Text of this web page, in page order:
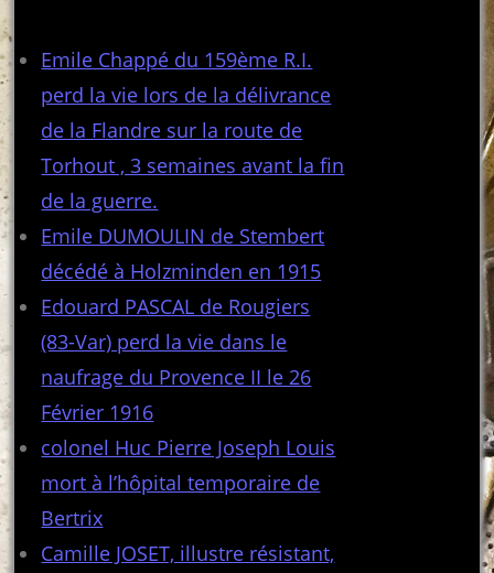
Emile Chappé du 159ème R.I.
perd la vie lors de la délivrance
de la Flandre sur la route de
Torhout , 3 semaines avant la fin
de la guerre.
Emile DUMOULIN de Stembert
décédé à Holzminden en 1915
Edouard PASCAL de Rougiers
(83-Var) perd la vie dans le
naufrage du Provence II le 26
Février 1916
colonel Huc Pierre Joseph Louis
mort à l’hôpital temporaire de
Bertrix
Camille JOSET, illustre résistant,